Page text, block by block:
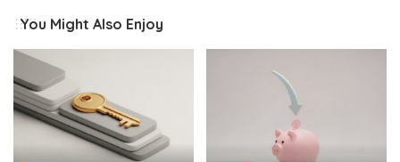
You Might Also Enjoy